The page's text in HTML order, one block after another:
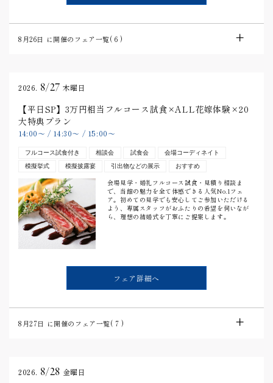
8月26日 に開催のフェア一覧(6 )
2026. 8/27 木曜日
【平日SP】3万円相当フルコース試食×ALL花嫁体験×20
大特典プラン
14:00〜 / 14:30〜 / 15:00〜
フルコース試食付き 相談会 試食会
会場コーディネイト
模擬挙式
模擬披露宴 引出物などの展示 おすすめ
会場見学・婚礼フルコース試食・見積り相談ま
で、当館の魅力を全て体感できる人気No.1フェ
ア。初めての見学でも安心してご参加いただける
よう、専属スタッフがおふたりの希望を伺いなが
ら、理想の結婚式を丁寧にご提案します。
フェア詳細へ
8月27日 に開催のフェア一覧(7 )
2026. 8/28 金曜日